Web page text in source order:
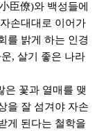
臣僚)와 백성들에
손대대로 이어가
를 밝게 하는 인경
, 살기 좋은 나라
꽃과 열매를 맺
을 잘 섬겨야 자손
게 된다는 철학을